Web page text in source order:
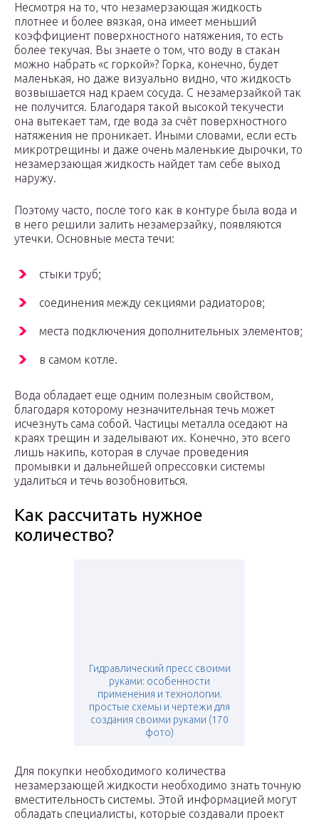
Несмотря на то, что незамерзающая жидкость
плотнее и более вязкая, она имеет меньший
коэффициент поверхностного натяжения, то есть
более текучая. Вы знаете о том, что воду в стакан
можно набрать «с горкой»? Горка, конечно, будет
маленькая, но даже визуально видно, что жидкость
возвышается над краем сосуда. С незамерзайкой так
не получится. Благодаря такой высокой текучести
она вытекает там, где вода за счёт поверхностного
натяжения не проникает. Иными словами, если есть
микротрещины и даже очень маленькие дырочки, то
незамерзающая жидкость найдет там себе выход
наружу.
Поэтому часто, после того как в контуре была вода и
в него решили залить незамерзайку, появляются
утечки. Основные места течи:
стыки труб;
соединения между секциями радиаторов;
места подключения дополнительных элементов;
в самом котле.
Вода обладает еще одним полезным свойством,
благодаря которому незначительная течь может
исчезнуть сама собой. Частицы металла оседают на
краях трещин и заделывают их. Конечно, это всего
лишь накипь, которая в случае проведения
промывки и дальнейшей опрессовки системы
удалиться и течь возобновиться.
Как рассчитать нужное
количество?
Гидравлический пресс своими
руками: особенности
применения и технологии.
простые схемы и чертежи для
создания своими руками (170
фото)
Для покупки необходимого количества
незамерзающей жидкости необходимо знать точную
вместительность системы. Этой информацией могут
обладать специалисты, которые создавали проект